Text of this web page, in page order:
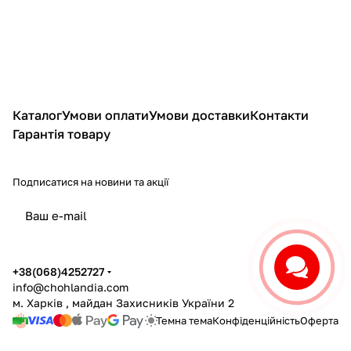
КаталогУмови оплатиУмови доставкиКонтакти
Гарантія товару
Подписатися на новини та акції
+38(068)4252727
info@chohlandia.com
м. Харків , майдан Захисників України 2
Темна темаКонфіденційністьОферта